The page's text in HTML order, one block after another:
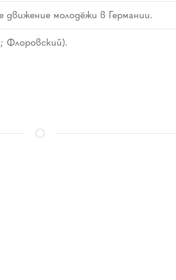
движение молодёжи в Германии.
Флоровский).